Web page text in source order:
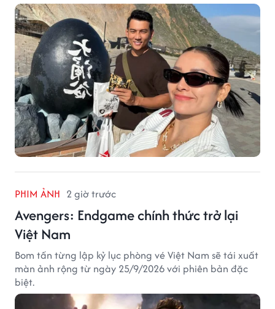
PHIM ẢNH 2 giờ trước
Avengers: Endgame chính thức trở lại
Việt Nam
Bom tấn từng lập kỷ lục phòng vé Việt Nam sẽ tái xuất
màn ảnh rộng từ ngày 25/9/2026 với phiên bản đặc
biệt.